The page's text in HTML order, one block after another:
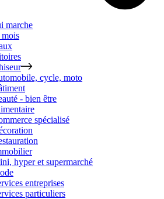
marche
mois
cycle, moto
- bien être
spécialisé
hyper et supermarché
entreprises
particuliers